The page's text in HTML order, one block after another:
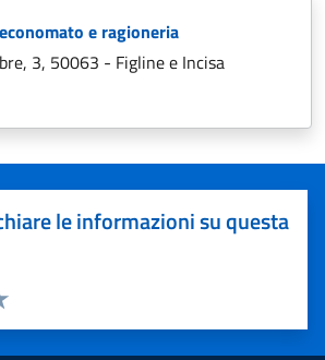
e ragioneria
3, 50063 - Figline e Incisa
le informazioni su questa
5 stelle su 5
4 stelle su 5
su 5
su 5